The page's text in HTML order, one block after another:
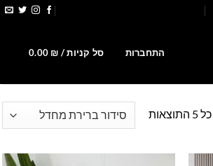
התחברות סל קניות / 0.00 ₪